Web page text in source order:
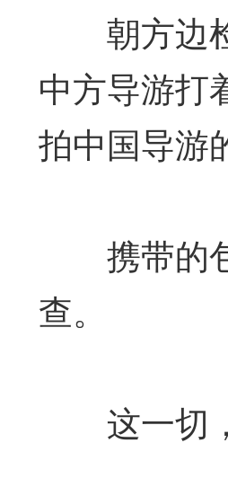
朝方边检
中方导游打
拍中国导游
携带的包
查。
这一切，